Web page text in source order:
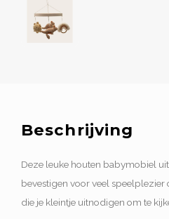
Beschrijving
Deze leuke houten babymobiel
bevestigen voor veel speelplezier
die je kleintje uitnodigen om te